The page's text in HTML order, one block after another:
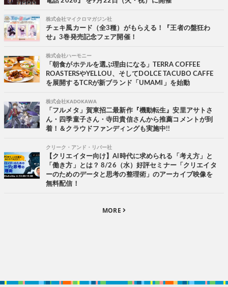
株式会社マイクロマガジン社
チェキ風カード（全3種）がもらえる！『王者の盤狂わ
せ』3巻発売記念フェア開催！
株式会社ハーモニー
「朝食がホテルを選ぶ理由になる」TERRA COFFEE
ROASTERSやYELLOU、そしてDOLCE TACUBO CAFFE
を展開するTCRが新ブランド「UMAMI」を始動
株式会社KADOKAWA
「フルメタ」賀東招二最新作『機動転生』安里アサトさ
ん・四季童子さん・寺田貴信さんから推薦コメントが到
着！＆クラウドファンディングも実施中!!
クリーク・アンド・リバー社
【クリエイター向け】AI時代に求められる「考え方」と
「働き方」とは？ 8/26（水）好評セミナー「クリエイタ
ーのためのデータと思考の整理術」のアーカイブ映像を
無料配信！
MORE